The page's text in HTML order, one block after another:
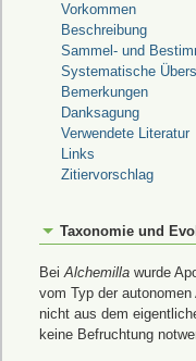
Vorkommen
Beschreibung
Sammel- und
Systematische
Bemerkungen
Danksagung
Verwendete Literatur
Links
Zitiervorschlag
Taxonomie und
BeiAlchemilla wurde
vom Typ der
nicht aus dem
keine Befruchtung